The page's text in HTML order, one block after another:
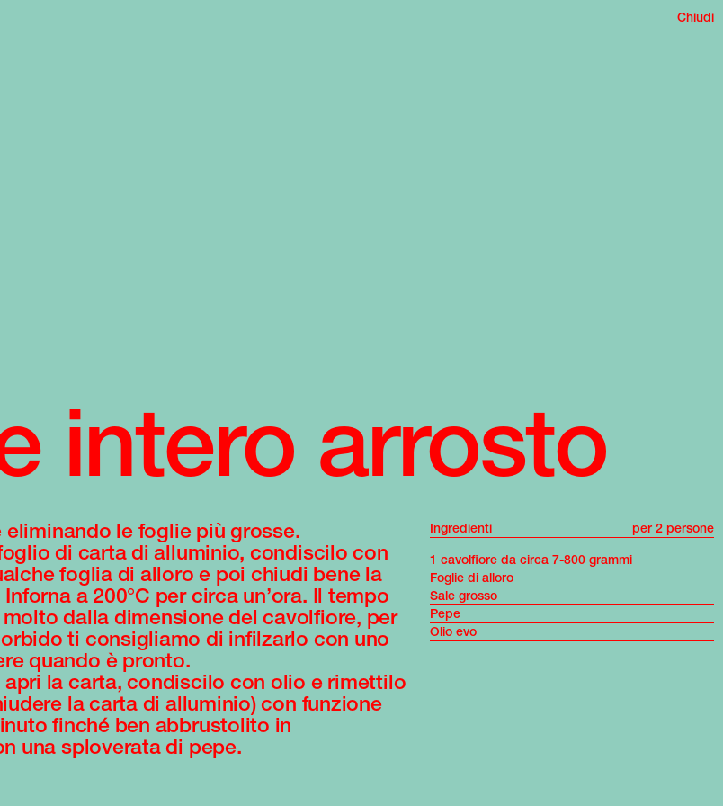
Chiudi
Ingredienti
per 2 persone
1 cavolfiore da circa 7-800 grammi
Foglie di alloro
Sale grosso
Pepe
Olio evo
intero arrosto
le foglie più grosse.
di carta di alluminio, condiscilo con
foglia di alloro e poi chiudi bene la
a 200°C per circa un’ora. Il tempo
dalla dimensione del cavolfiore, per
ti consigliamo di infilzarlo con uno
quando è pronto.
la carta, condiscilo con olio e rimettilo
la carta di alluminio) con funzione
finché ben abbrustolito in
una sploverata di pepe.